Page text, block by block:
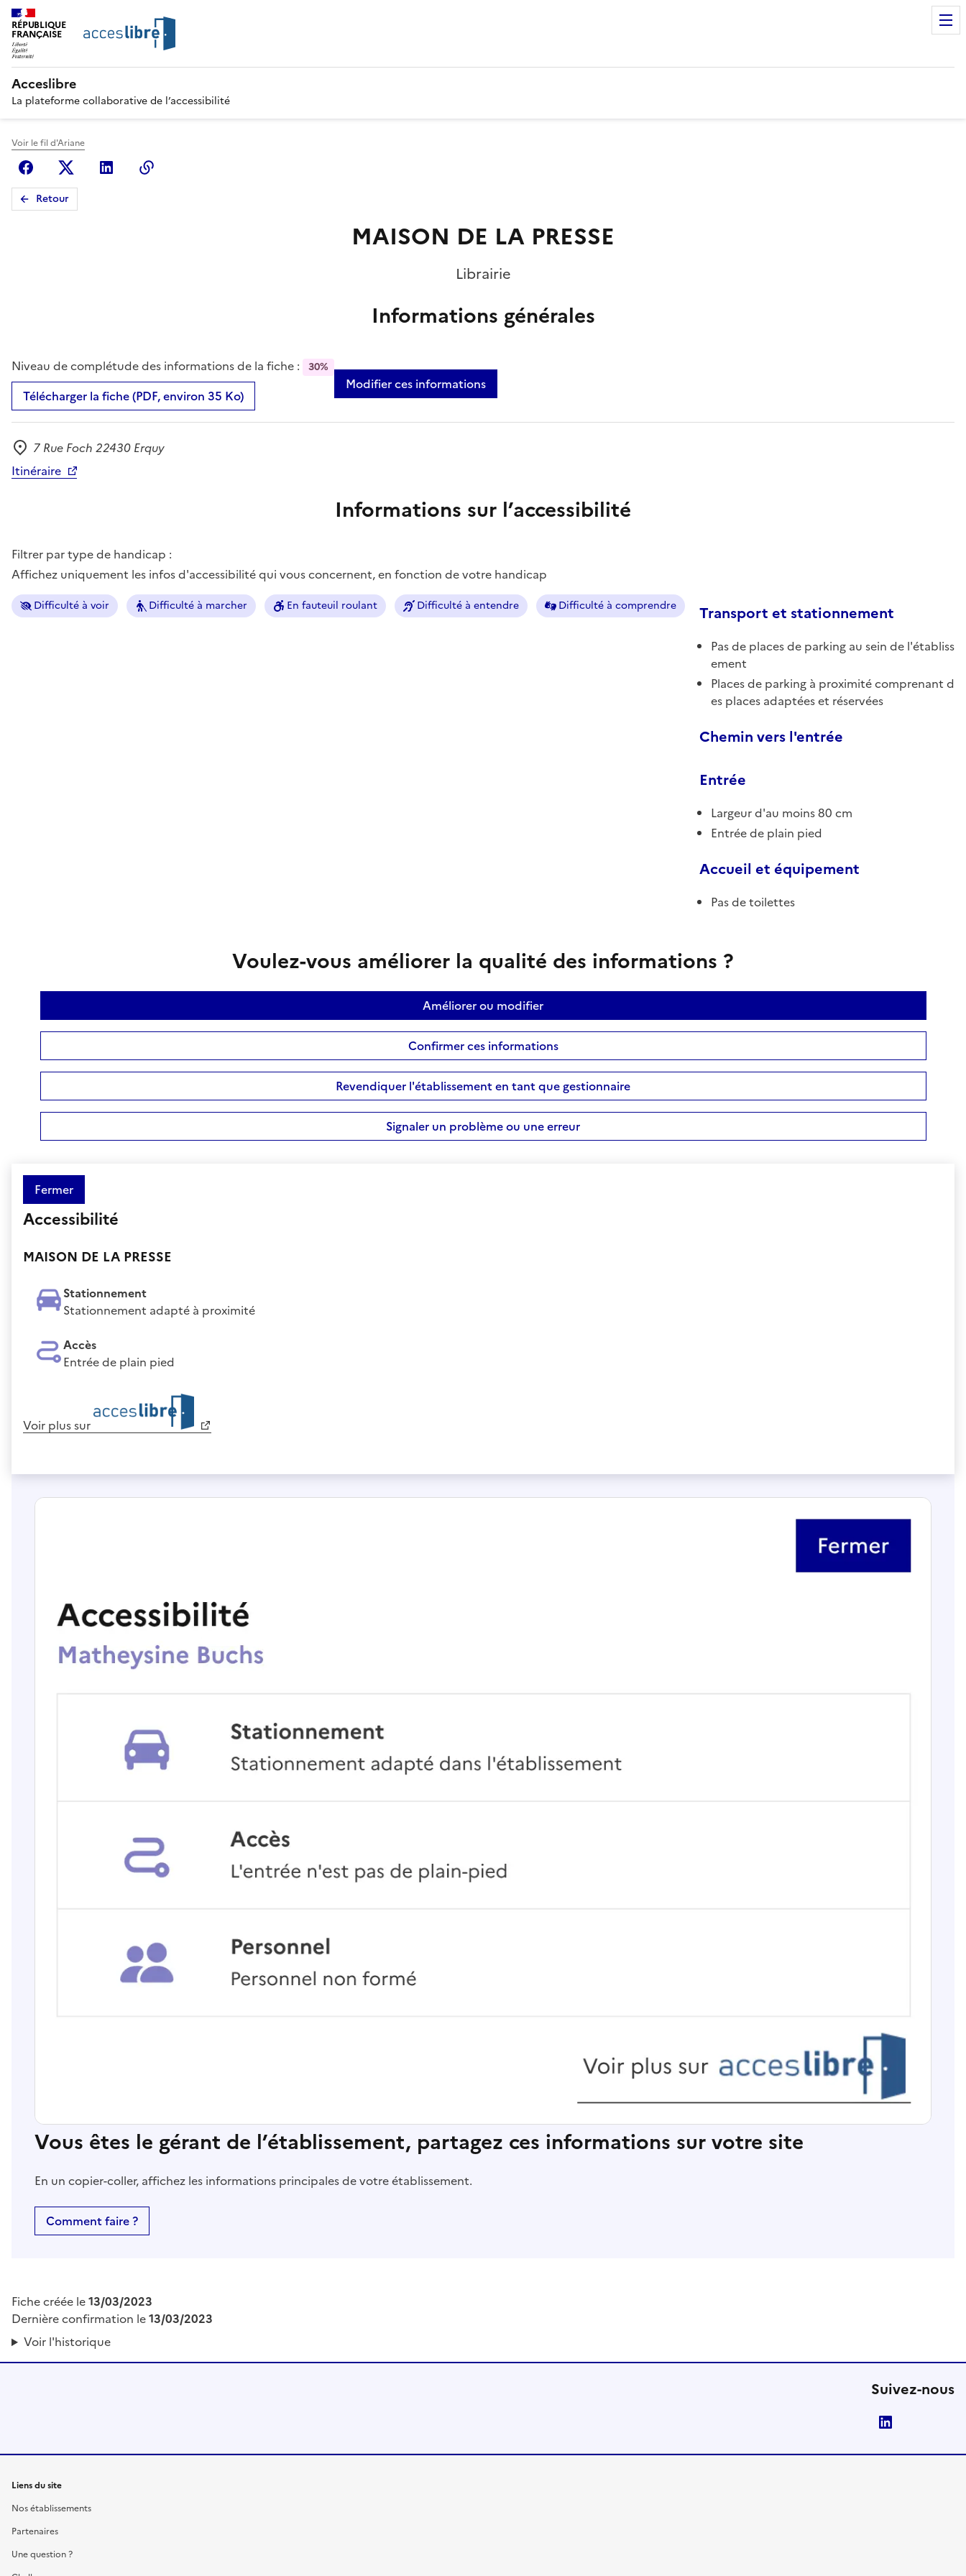
RÉPUBLIQUE
FRANÇAISE
Acceslibre
La plateforme collaborative de l’accessibilité
Voir le fil d'Ariane
FacebookX (anciennement Twitter)
Linkedin
Retour
MAISON DE LA PRESSE
Librairie
Informations générales
Niveau de complétude des informations de la fiche : 30%
Télécharger la fiche (PDF, environ 35 Ko)
Modifier ces informations
Adresse
7 Rue Foch 22430 Erquy
Itinéraire
Informations sur l’accessibilité
Filtrer par type de handicap :
Affichez uniquement les infos d'accessibilité qui vous concernent, en fonction de votre handicap
Difficulté à voir Difficulté à marcher En fauteuil roulant Difficulté à entendre Difficulté à comprendre Transport et stationnement
Pas de places de parking au sein de l'établiss
ement
Places de parking à proximité comprenant d
es places adaptées et réservées
Chemin vers l'entrée
Entrée
Largeur d'au moins 80 cm
Entrée de plain pied
Accueil et équipement
Pas de toilettes
Voulez-vous améliorer la qualité des informations ?
Améliorer ou modifier
Confirmer ces informations
Revendiquer l'établissement en tant que gestionnaire
Signaler un problème ou une erreur
Fermer
Accessibilité
MAISON DE LA PRESSE
Stationnement
Stationnement adapté à proximité
Accès
Entrée de plain pied
Voir plus sur
Vous êtes le gérant de l’établissement, partagez ces informations sur votre site
En un copier-coller, affichez les informations principales de votre établissement.
Comment faire ?
Fiche créée le13/03/2023
Dernière confirmation le13/03/2023
Voir l'historique
Suivez-nous
Liens du site
Nos établissements
Partenaires
Une question ?